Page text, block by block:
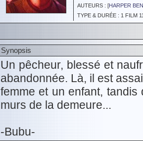
AUTEURS : [HARPER BEN
TYPE & DURÉE : 1 FILM
Synopsis
Un pêcheur, blessé et
abandonnée. Là, il est
femme et un enfant,
murs de la demeure...
-Bubu-